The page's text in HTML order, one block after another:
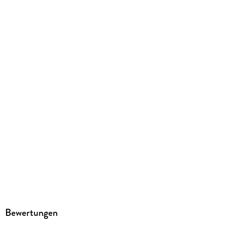
Bewertungen